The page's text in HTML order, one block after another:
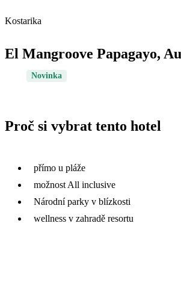
Kostarika
El Mangroove Papagayo,
Novinka
Proč si vybrat tento hotel
přímo u pláže
možnost All inclusive
Národní parky v blízkosti
wellness v zahradě resortu